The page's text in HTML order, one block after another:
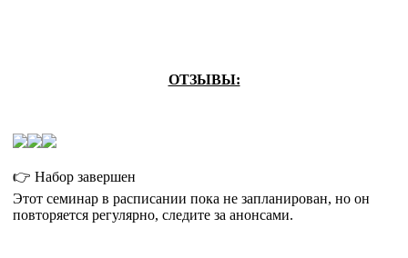
ОТЗЫВЫ:
👉 Набор завершен
Этот семинар в расписании пока не запланирован, но он
повторяется регулярно, следите за анонсами.